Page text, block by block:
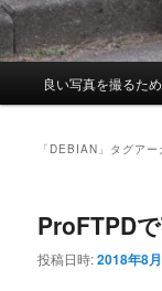
良い写真を撮るた
「 DEBIAN 」タグア
ProFTPD
投稿日時:2018年8